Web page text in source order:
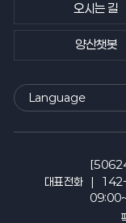
오시는 길
양산챗봇
Language
외
국
대표전화